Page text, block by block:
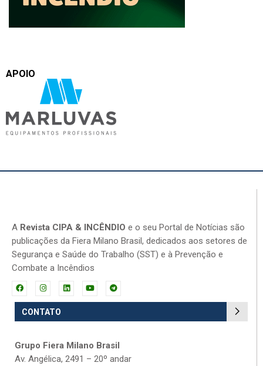
APOIO
A Revista CIPA & INCÊNDIO e o seu Portal de Notícias são
publicações da Fiera Milano Brasil, dedicados aos setores de
Segurança e Saúde do Trabalho (SST) e à Prevenção e
Combate a Incêndios
CONTATO
Grupo Fiera Milano Brasil
Av. Angélica, 2491 – 20º andar